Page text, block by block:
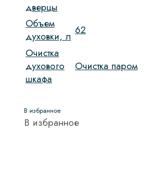
дверцы
Объем
духовки, л 62
Очистка
духового
шкафа
Очистка паром
В избранное
В избранное